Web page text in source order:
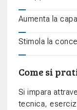
Aumenta la
Stimola la
Come si
Si impara
tecnica,